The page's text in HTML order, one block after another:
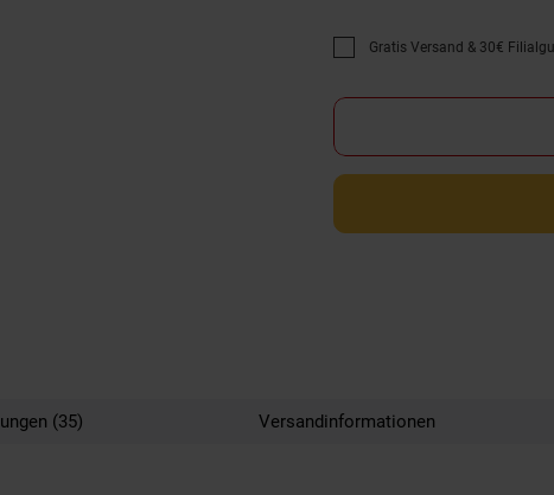
Promotion "Gratis Versand
Gratis Versand & 30€
(35) Versandinformationen